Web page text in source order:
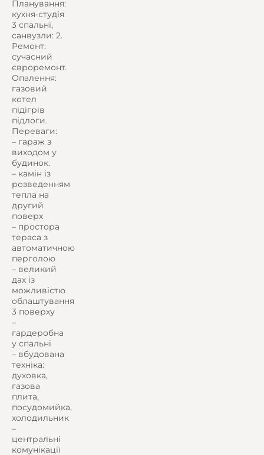
Планування:
кухня-студія
3 спальні,
санвузли: 2.
Ремонт:
сучасний
євроремонт.
Опалення:
газовий
котел
підігрів
підлоги.
Переваги:
– гараж з
виходом у
будинок.
– камін із
розведенням
тепла на
другий
поверх
– простора
тераса з
автоматичною
перголою
– великий
дах із
можливістю
облаштування
3 поверху
–
гардеробна
у спальні
– вбудована
техніка:
духовка,
газова
плита,
посудомийка,
холодильник
–
центральні
комунікації